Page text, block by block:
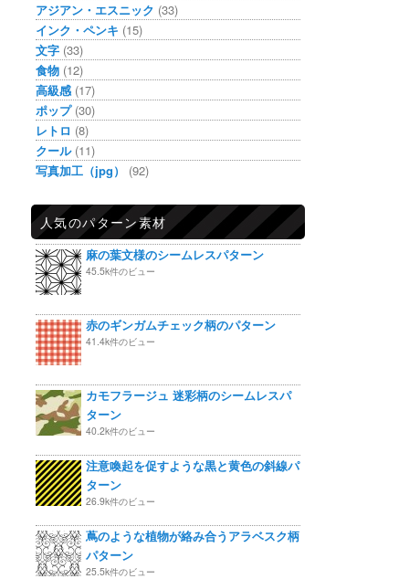
アジアン・エスニック (33)
インク・ペンキ (15)
文字 (33)
食物 (12)
高級感 (17)
ポップ(30)
レトロ (8)
クール(11)
写真加工（jpg）
(92)
人気のパターン素材
麻の葉文様のシームレスパターン
45.5k件のビュー
赤のギンガムチェック柄のパターン
41.4k件のビュー
カモフラージュ 迷彩柄のシームレスパ
ターン
40.2k件のビュー
注意喚起を促すような黒と黄色の斜線パ
ターン
26.9k件のビュー
蔦のような植物が絡み合うアラベスク柄
パターン
25.5k件のビュー